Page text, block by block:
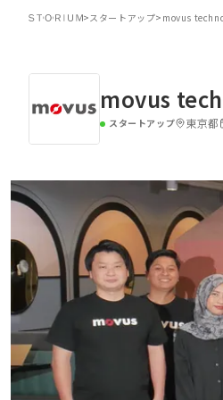
>スタートアップ> movus
movus
スタートアップ 東京都